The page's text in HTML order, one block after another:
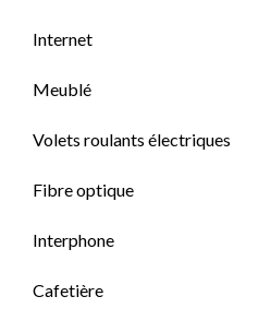
Internet
Meublé
Volets roulants électriques
Fibre optique
Interphone
Cafetière